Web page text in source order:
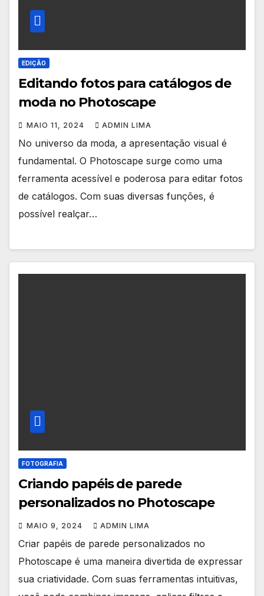
EDIÇÃO
Editando fotos para catálogos de
moda no Photoscape
MAIO 11, 2024 ADMIN LIMA
No universo da moda, a apresentação visual é
fundamental. O Photoscape surge como uma
ferramenta acessível e poderosa para editar fotos
de catálogos. Com suas diversas funções, é
possível realçar…
FOTOGRAFIA
Criando papéis de parede
personalizados no Photoscape
MAIO 9, 2024 ADMIN LIMA
Criar papéis de parede personalizados no
Photoscape é uma maneira divertida de expressar
sua criatividade. Com suas ferramentas intuitivas,